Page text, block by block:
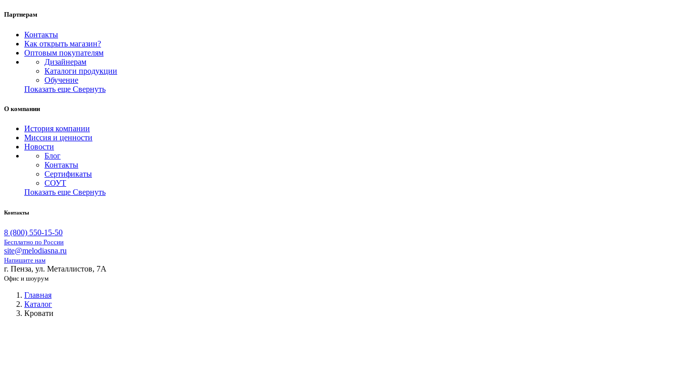
Партнерам
Контакты
Как открыть магазин?
Оптовым покупателям
Дизайнерам
Каталоги продукции
Обучение
Показать еще Свернуть
О компании
История компании
Миссия и ценности
Новости
Блог
Контакты
Сертификаты
СОУТ
Показать еще Свернуть
Контакты
8 (800) 550-15-50
Бесплатно по России
site@melodiasna.ru
Напишите нам
г. Пенза, ул. Металлистов, 7А
Офис и шоурум
Главная
Каталог
Кровати